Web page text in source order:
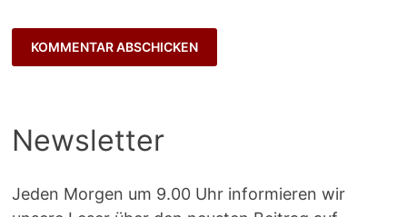
Newsletter
Jeden Morgen um 9.00 Uhr informieren wir